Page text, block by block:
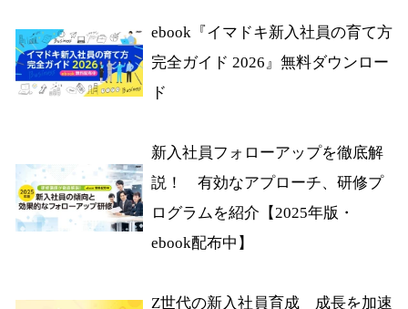
ebook『イマドキ新入社員の育て方
完全ガイド 2026』無料ダウンロー
ド
新入社員フォローアップを徹底解
説！ 有効なアプローチ、研修プ
ログラムを紹介【2025年版・
ebook配布中】
Z世代の新入社員育成 成長を加速